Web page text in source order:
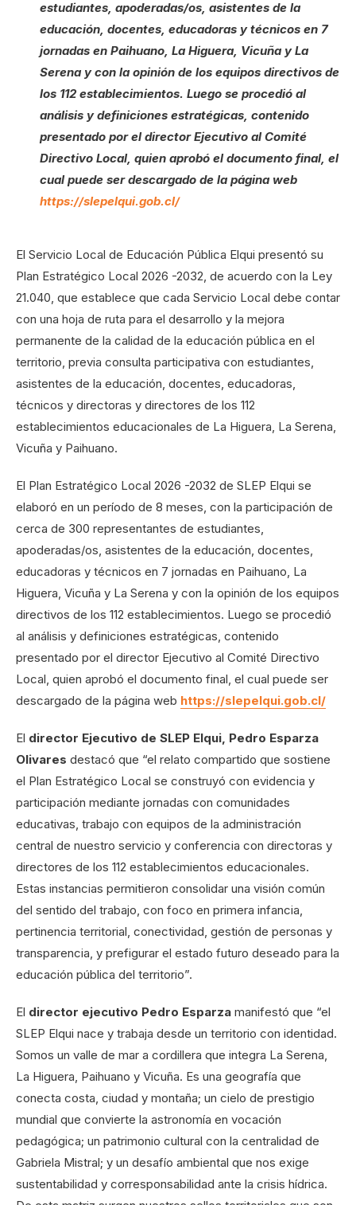
estudiantes, apoderadas/os, asistentes de la
educación, docentes, educadoras y técnicos en 7
jornadas en Paihuano, La Higuera, Vicuña y La
Serena y con la opinión de los equipos directivos de
los 112 establecimientos. Luego se procedió al
análisis y definiciones estratégicas, contenido
presentado por el director Ejecutivo al Comité
Directivo Local, quien aprobó el documento final, el
cual puede ser descargado de la página web
https://slepelqui.gob.cl/
El Servicio Local de Educación Pública Elqui presentó su
Plan Estratégico Local 2026 -2032, de acuerdo con la Ley
21.040, que establece que cada Servicio Local debe contar
con una hoja de ruta para el desarrollo y la mejora
permanente de la calidad de la educación pública en el
territorio, previa consulta participativa con estudiantes,
asistentes de la educación, docentes, educadoras,
técnicos y directoras y directores de los 112
establecimientos educacionales de La Higuera, La Serena,
Vicuña y Paihuano.
El Plan Estratégico Local 2026 -2032 de SLEP Elqui se
elaboró en un período de 8 meses, con la participación de
cerca de 300 representantes de estudiantes,
apoderadas/os, asistentes de la educación, docentes,
educadoras y técnicos en 7 jornadas en Paihuano, La
Higuera, Vicuña y La Serena y con la opinión de los equipos
directivos de los 112 establecimientos. Luego se procedió
al análisis y definiciones estratégicas, contenido
presentado por el director Ejecutivo al Comité Directivo
Local, quien aprobó el documento final, el cual puede ser
descargado de la página web https://slepelqui.gob.cl/
El director Ejecutivo de SLEP Elqui, Pedro Esparza
Olivares destacó que “el relato compartido que sostiene
el Plan Estratégico Local se construyó con evidencia y
participación mediante jornadas con comunidades
educativas, trabajo con equipos de la administración
central de nuestro servicio y conferencia con directoras y
directores de los 112 establecimientos educacionales.
Estas instancias permitieron consolidar una visión común
del sentido del trabajo, con foco en primera infancia,
pertinencia territorial, conectividad, gestión de personas y
transparencia, y prefigurar el estado futuro deseado para la
educación pública del territorio”.
El director ejecutivo Pedro Esparza manifestó que “el
SLEP Elqui nace y trabaja desde un territorio con identidad.
Somos un valle de mar a cordillera que integra La Serena,
La Higuera, Paihuano y Vicuña. Es una geografía que
conecta costa, ciudad y montaña; un cielo de prestigio
mundial que convierte la astronomía en vocación
pedagógica; un patrimonio cultural con la centralidad de
Gabriela Mistral; y un desafío ambiental que nos exige
sustentabilidad y corresponsabilidad ante la crisis hídrica.